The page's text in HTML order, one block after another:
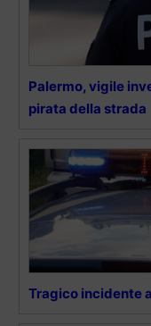
Palermo, vigile
pirata della strada
Tragico incidente